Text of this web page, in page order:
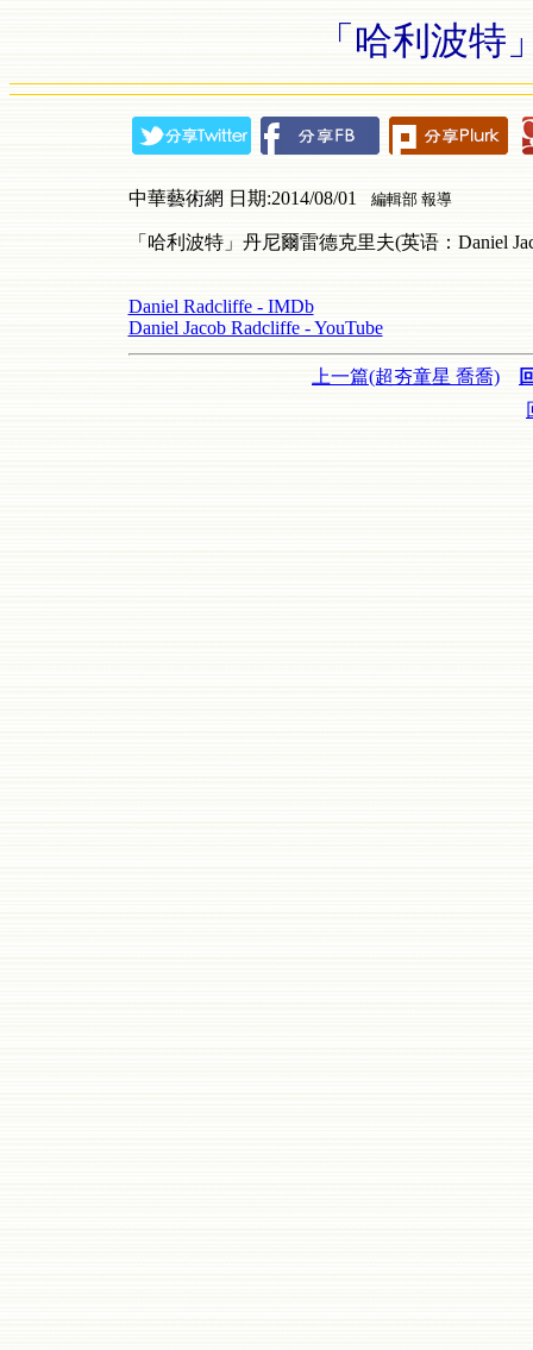
「哈利波特
中華藝術網 日期:2014/08/01 編輯部 報導
「哈利波特」丹尼爾雷德克里夫(英语：Daniel
Daniel Radcliffe - IMDb
Daniel Jacob Radcliffe - YouTube
上一篇(超夯童星 喬喬)